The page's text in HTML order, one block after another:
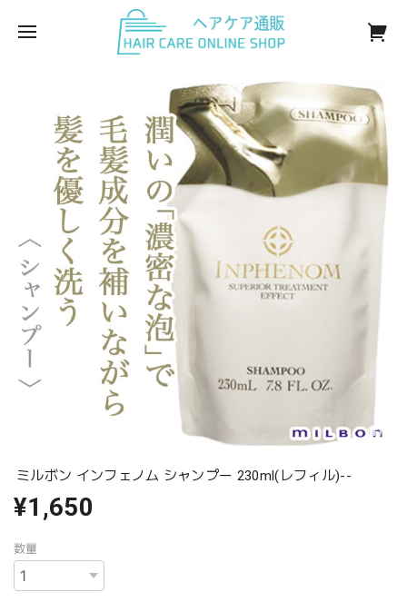
ミルボン インフェノム シャンプー 230ml(レフィル)--
¥1,650
数量